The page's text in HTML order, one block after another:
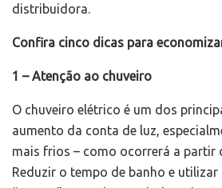
distribuidora.
Confira cinco dicas para
1 – Atenção ao chuveiro
O chuveiro elétrico é um dos
aumento da conta de luz,
mais frios – como ocorrerá a partir
Reduzir o tempo de banho e utilizar